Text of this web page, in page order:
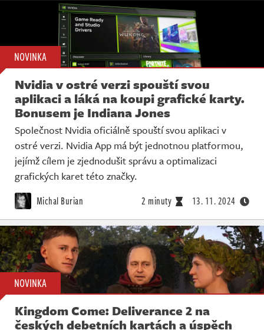
NOVINKA
Nvidia v ostré verzi spouští svou
aplikaci a láká na koupi grafické karty.
Bonusem je Indiana Jones
Společnost Nvidia oficiálně spouští svou aplikaci v
ostré verzi. Nvidia App má být jednotnou platformou,
jejímž cílem je zjednodušit správu a optimalizaci
grafických karet této značky.
Michal Burian 2 minuty 13. 11. 2024
NOVINKA
Kingdom Come: Deliverance 2 na
českých debetních kartách a úspěch